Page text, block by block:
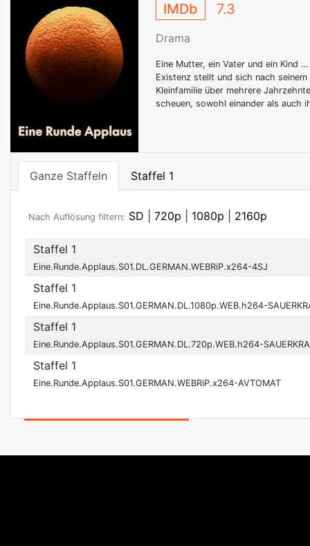
IMDb 7.3
Drama
Eine Mutter, ein Vater und ein Kind
Existenz stellt und sich nach
Kleinfamilie über mehrere
scheuen, sowohl einander als auch
Ganze Staffeln Staffel 1
Nach Auflösung filtern: SD 720p 1080p 2160p
Staffel 1
Eine.Runde.Applaus.S01.DL.GERMAN.WEBRiP.x264-4SJ
Staffel 1
Eine.Runde.Applaus.S01.GERMAN.DL.1080p.WEB.h264-
Staffel 1
Eine.Runde.Applaus.S01.GERMAN.DL.720p.WEB.h264-
Staffel 1
Eine.Runde.Applaus.S01.GERMAN.WEBRiP.x264-AVTOMAT